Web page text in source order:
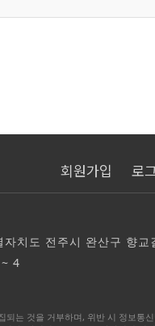
회원가입 로
도 전주시 완산구 향교
4
되는 것을 거부하며, 위반 시 정보